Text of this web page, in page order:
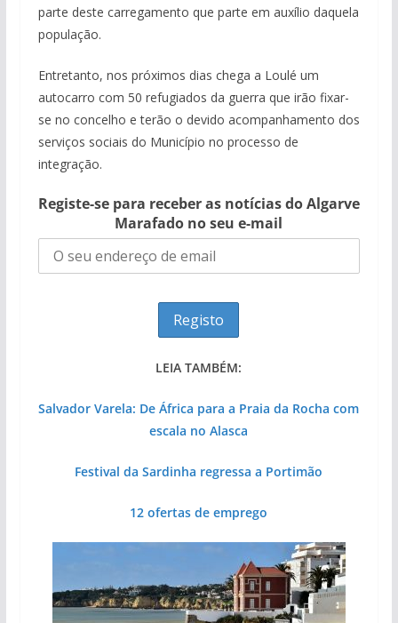
parte deste carregamento que parte em auxílio daquela
população.
Entretanto, nos próximos dias chega a Loulé um
autocarro com 50 refugiados da guerra que irão fixar-
se no concelho e terão o devido acompanhamento dos
serviços sociais do Município no processo de
integração.
Registe-se para receber as notícias do Algarve
Marafado no seu e-mail
LEIA TAMBÉM:
Salvador Varela: De África para a Praia da Rocha com
escala no Alasca
Festival da Sardinha regressa a Portimão
12 ofertas de emprego